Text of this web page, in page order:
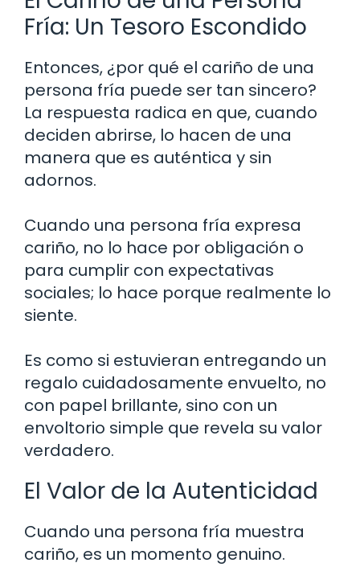
Fría: Un Tesoro Escondido
Entonces, ¿por qué el cariño de una
persona fría puede ser tan sincero?
La respuesta radica en que, cuando
deciden abrirse, lo hacen de una
manera que es auténtica y sin
adornos.
Cuando una persona fría expresa
cariño, no lo hace por obligación o
para cumplir con expectativas
sociales; lo hace porque realmente lo
siente.
Es como si estuvieran entregando un
regalo cuidadosamente envuelto, no
con papel brillante, sino con un
envoltorio simple que revela su valor
verdadero.
El Valor de la Autenticidad
Cuando una persona fría muestra
cariño, es un momento genuino.